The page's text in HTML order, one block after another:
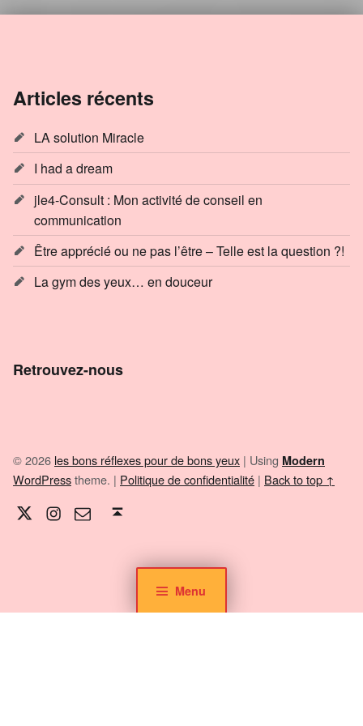
Menu
Articles récents
LA solution Miracle
I had a dream
jle4-Consult : Mon activité de conseil en
communication
Être apprécié ou ne pas l’être – Telle est la question ?!
La gym des yeux… en douceur
Retrouvez-nous
© 2026 les bons réflexes pour de bons yeux | Using Modern
WordPresstheme. | Politique de confidentialité | Back to top ↑